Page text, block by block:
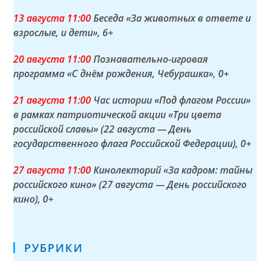
13 августа 11:00Беседа «За животных в ответе и
взрослые, и дети», 6+
20 августа 11:00Познавательно-игровая
программа «С днём рождения, Чебурашка», 0+
21 августа 11:00 Час истории «Под флагом России»
в рамках патриотической акции «Три цвета
российской славы» (22 августа — День
государственного флага Российской Федерации), 0+
27 августа 11:00Кинолекторий «За кадром: тайны
российского кино» (27 августа — День российского
кино), 0+
РУБРИКИ